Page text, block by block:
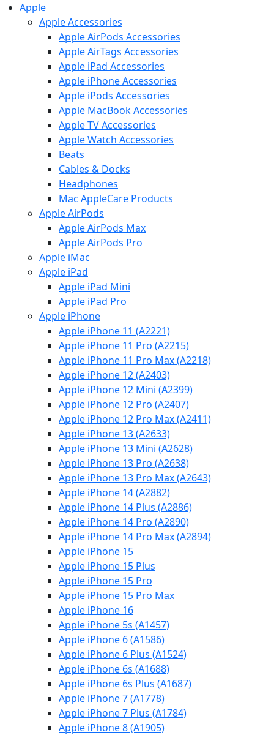
Apple
Apple Accessories
Apple AirPods Accessories
Apple AirTags Accessories
Apple iPad Accessories
Apple iPhone Accessories
Apple iPods Accessories
Apple MacBook Accessories
Apple TV Accessories
Apple Watch Accessories
Beats
Cables & Docks
Headphones
Mac AppleCare Products
Apple AirPods
Apple AirPods Max
Apple AirPods Pro
Apple iMac
Apple iPad
Apple iPad Mini
Apple iPad Pro
Apple iPhone
Apple iPhone 11 (A2221)
Apple iPhone 11 Pro (A2215)
Apple iPhone 11 Pro Max (A2218)
Apple iPhone 12 (A2403)
Apple iPhone 12 Mini (A2399)
Apple iPhone 12 Pro (A2407)
Apple iPhone 12 Pro Max (A2411)
Apple iPhone 13 (A2633)
Apple iPhone 13 Mini (A2628)
Apple iPhone 13 Pro (A2638)
Apple iPhone 13 Pro Max (A2643)
Apple iPhone 14 (A2882)
Apple iPhone 14 Plus (A2886)
Apple iPhone 14 Pro (A2890)
Apple iPhone 14 Pro Max (A2894)
Apple iPhone 15
Apple iPhone 15 Plus
Apple iPhone 15 Pro
Apple iPhone 15 Pro Max
Apple iPhone 16
Apple iPhone 5s (A1457)
Apple iPhone 6 (A1586)
Apple iPhone 6 Plus (A1524)
Apple iPhone 6s (A1688)
Apple iPhone 6s Plus (A1687)
Apple iPhone 7 (A1778)
Apple iPhone 7 Plus (A1784)
Apple iPhone 8 (A1905)